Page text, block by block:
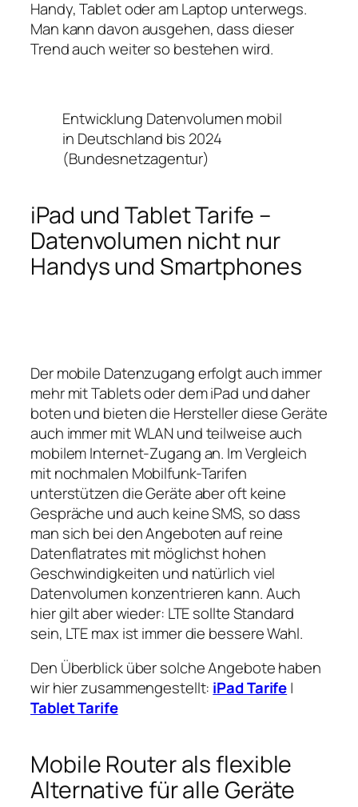
Handy, Tablet oder am Laptop unterwegs.
Man kann davon ausgehen, dass dieser
Trend auch weiter so bestehen wird.
Entwicklung Datenvolumen mobil
in Deutschland bis 2024
(Bundesnetzagentur)
iPad und Tablet Tarife –
Datenvolumen nicht nur
Handys und Smartphones
Der mobile Datenzugang erfolgt auch immer
mehr mit Tablets oder dem iPad und daher
boten und bieten die Hersteller diese Geräte
auch immer mit WLAN und teilweise auch
mobilem Internet-Zugang an. Im Vergleich
mit nochmalen Mobilfunk-Tarifen
unterstützen die Geräte aber oft keine
Gespräche und auch keine SMS, so dass
man sich bei den Angeboten auf reine
Datenflatrates mit möglichst hohen
Geschwindigkeiten und natürlich viel
Datenvolumen konzentrieren kann. Auch
hier gilt aber wieder: LTE sollte Standard
sein, LTE max ist immer die bessere Wahl.
Den Überblick über solche Angebote haben
wir hier zusammengestellt: iPad Tarife|
Tablet Tarife
Mobile Router als flexible
Alternative für alle Geräte